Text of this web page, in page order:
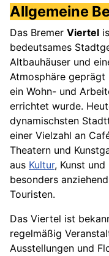
Allgemeine
Das Bremer Viertel
bedeutsames
Altbauhäuser und
Atmosphäre
ein Wohn- und
errichtet wurde.
dynamischsten
einer Vielzahl an
Theatern und
aus Kultur, Kunst
besonders
Touristen.
Das Viertel ist
regelmäßig
Ausstellungen und